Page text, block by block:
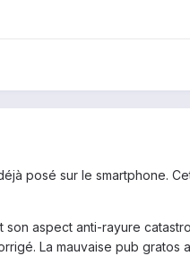
posé sur le smartphone.
aspect anti-rayure
La mauvaise pub gratos